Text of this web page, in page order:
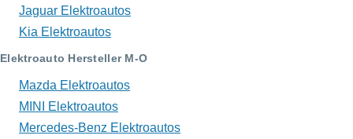
Jaguar Elektroautos
Kia Elektroautos
Elektroauto Hersteller M-O
Mazda Elektroautos
MINI Elektroautos
Mercedes-Benz Elektroautos